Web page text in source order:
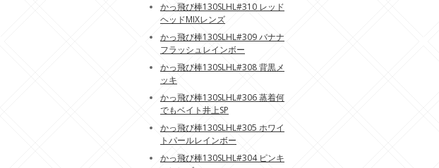
かっ飛び棒130SLHL#310 レッド
ヘッドMIXレンズ
かっ飛び棒130SLHL#309 バナナ
フラッシュレインボー
かっ飛び棒130SLHL#308 背黒メ
ッキ
かっ飛び棒130SLHL#306 蒸着何
でもベイト井上SP
かっ飛び棒130SLHL#305 ホワイ
トパールレインボー
かっ飛び棒130SLHL#304 ピンキ